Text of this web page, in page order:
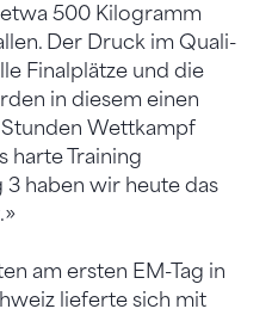
500 Kilogramm
Der Druck im Quali-
Finalplätze und die
in diesem einen
Wettkampf
harte Training
3 haben wir heute das
am ersten EM-Tag in
lieferte sich mit